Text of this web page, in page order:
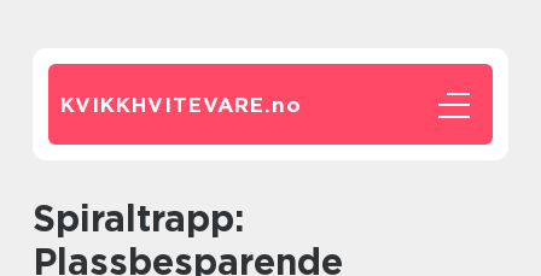
KVIKKHVITEVARE.no
Spiraltrapp:
Plassbesparende